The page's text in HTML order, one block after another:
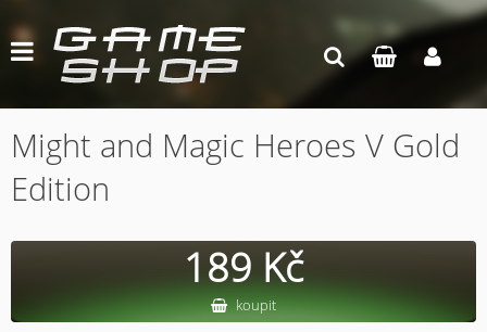
Might and Magic Heroes V Gold
Edition
189 Kč
koupit